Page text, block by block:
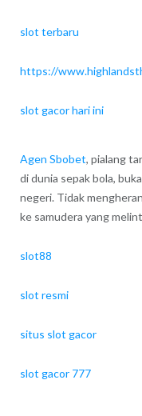
slot terbaru
https://
slot gacor hari ini
Agen Sbobet, pialang
di dunia sepak bola,
negeri. Tidak
ke samudera yang
slot88
slot resmi
situs slot gacor
slot gacor 777